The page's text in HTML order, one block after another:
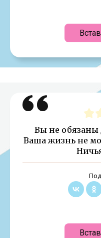
Вы не обязаны
Ваша жизнь не